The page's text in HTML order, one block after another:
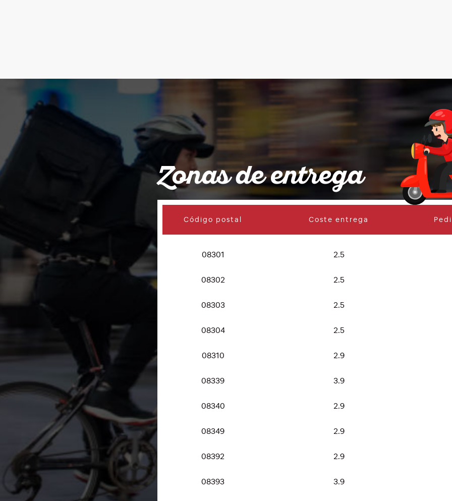
Zonas de entrega
Código postal Coste entrega
08301 2.5
08302 2.5
08303 2.5
08304 2.5
08310 2.9
08339 3.9
08340 2.9
08349 2.9
08392 2.9
08393 3.9